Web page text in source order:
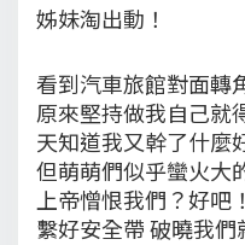
姊妹淘出動！
看到汽車旅館對面轉
原來堅持做我自己就
天知道我又幹了什麼
但萌萌們似乎蠻火大
上帝憎恨我們？好吧！
繫好安全帶 破曉我們